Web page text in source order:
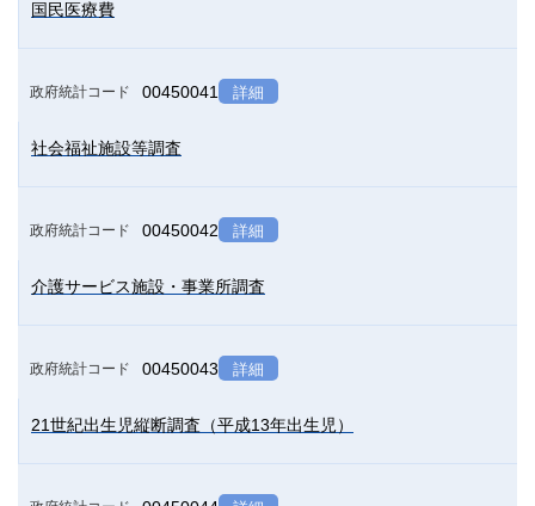
国民医療費
政府統計コード 00450041 詳細
社会福祉施設等調査
政府統計コード 00450042 詳細
介護サービス施設・事業所調査
政府統計コード 00450043 詳細
21世紀出生児縦断調査（平成13年出生児）